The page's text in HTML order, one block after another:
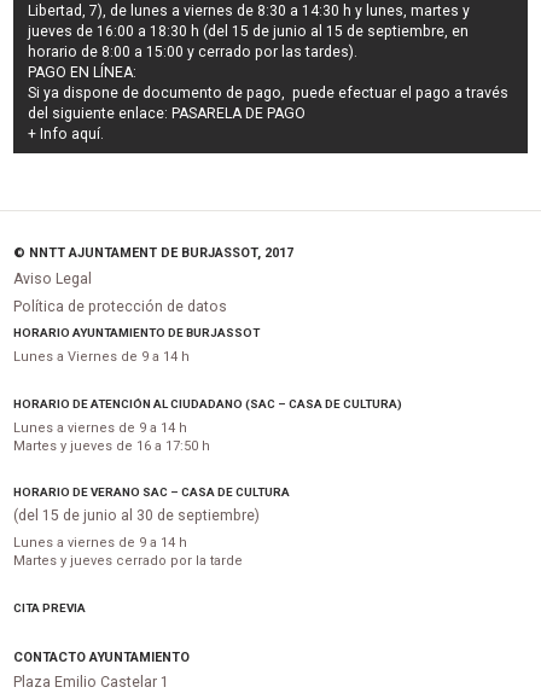
Libertad, 7), de lunes a viernes de 8:30 a 14:30 h y lunes, martes y
jueves de 16:00 a 18:30 h (del 15 de junio al 15 de septiembre, en
horario de 8:00 a 15:00 y cerrado por las tardes).
PAGO EN LÍNEA:
Si ya dispone de documento de pago, puede efectuar el pago a través
del siguiente enlace: PASARELA DE PAGO
+ Info aquí.
© NNTT AJUNTAMENT DE BURJASSOT, 2017
Aviso Legal
Política de protección de datos
HORARIO AYUNTAMIENTO DE BURJASSOT
Lunes a Viernes de 9 a 14 h
HORARIO DE ATENCIÓN AL CIUDADANO (SAC – CASA DE CULTURA)
Lunes a viernes de 9 a 14 h
Martes y jueves de 16 a 17:50 h
HORARIO DE VERANO SAC – CASA DE CULTURA
(del 15 de junio al 30 de septiembre)
Lunes a viernes de 9 a 14 h
Martes y jueves cerrado por la tarde
CITA PREVIA
CONTACTO AYUNTAMIENTO
Plaza Emilio Castelar 1